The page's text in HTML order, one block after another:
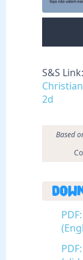
S&S Link:
2d
Based